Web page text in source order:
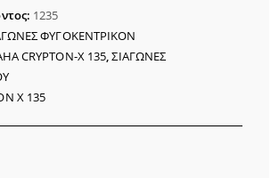
1235
ΦΥΓΟΚΕΝΤΡΙΚΟΝ
CRYPTON-X 135,ΣΙΑΓΩΝΕΣ
X 135